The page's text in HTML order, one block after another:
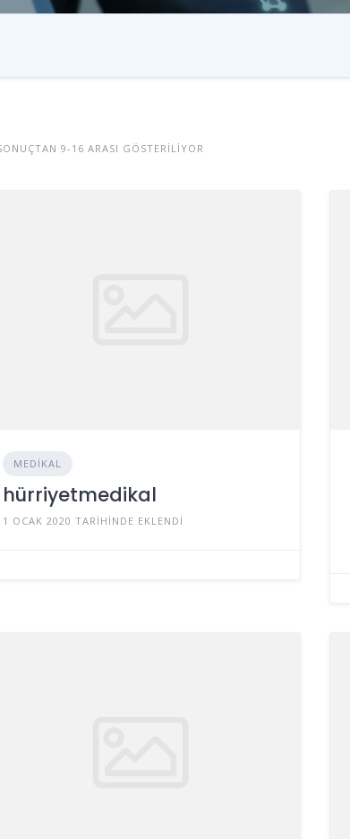
9-16 ARASI GÖSTERILIYOR
MEDIKAL
hürriyetmedikal
1 OCAK 2020 TARIHINDE EKLENDI